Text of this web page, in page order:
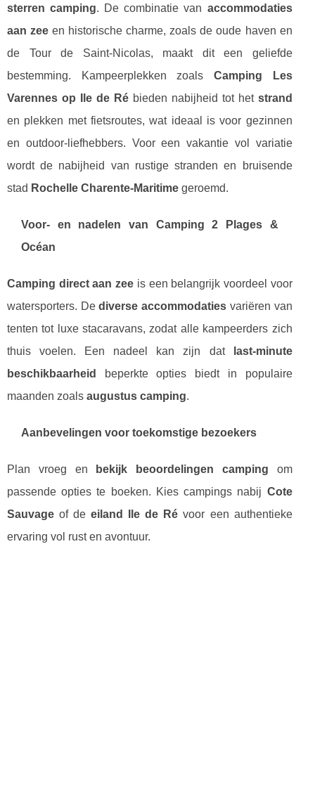
sterren camping. De combinatie van accommodaties
aan zee en historische charme, zoals de oude haven en
de Tour de Saint-Nicolas, maakt dit een geliefde
bestemming. Kampeerplekken zoals Camping Les
Varennes op Ile de Rébieden nabijheid tot het strand
en plekken met fietsroutes, wat ideaal is voor gezinnen
en outdoor-liefhebbers. Voor een vakantie vol variatie
wordt de nabijheid van rustige stranden en bruisende
stad Rochelle Charente-Maritime geroemd.
Voor- en nadelen van Camping 2 Plages &
Océan
Camping direct aan zee is een belangrijk voordeel voor
watersporters. Dediverse accommodaties variëren van
tenten tot luxe stacaravans, zodat alle kampeerders zich
thuis voelen. Een nadeel kan zijn dat
last-minute
beschikbaarheid
beperkte opties biedt in populaire
maanden zoals augustus camping.
Aanbevelingen voor toekomstige bezoekers
Plan vroeg en bekijk beoordelingen camping om
passende opties te boeken. Kies campings nabij Cote
Sauvage of deeiland Ile de Ré voor een authentieke
ervaring vol rust en avontuur.